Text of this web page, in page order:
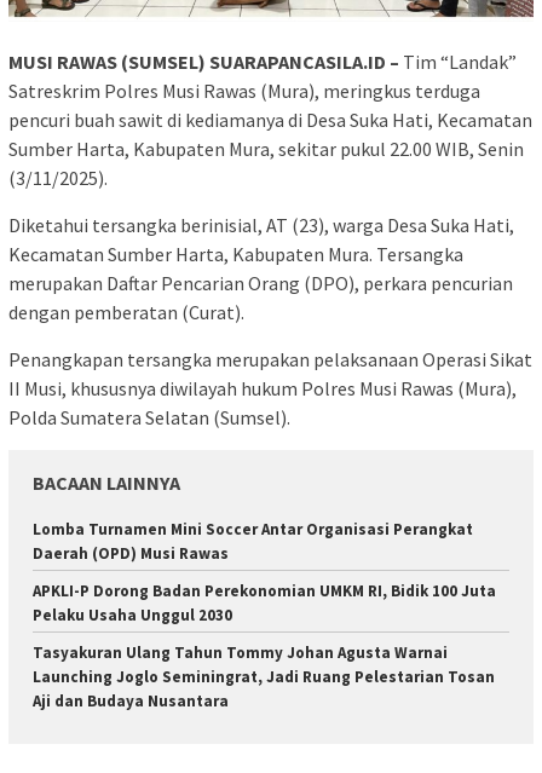
MUSI RAWAS (SUMSEL) SUARAPANCASILA.ID – Tim “Landak”
Satreskrim Polres Musi Rawas (Mura), meringkus terduga
pencuri buah sawit di kediamanya di Desa Suka Hati, Kecamatan
Sumber Harta, Kabupaten Mura, sekitar pukul 22.00 WIB, Senin
(3/11/2025).
Diketahui tersangka berinisial, AT (23), warga Desa Suka Hati,
Kecamatan Sumber Harta, Kabupaten Mura. Tersangka
merupakan Daftar Pencarian Orang (DPO), perkara pencurian
dengan pemberatan (Curat).
Penangkapan tersangka merupakan pelaksanaan Operasi Sikat
II Musi, khususnya diwilayah hukum Polres Musi Rawas (Mura),
Polda Sumatera Selatan (Sumsel).
BACAAN LAINNYA
Lomba Turnamen Mini Soccer Antar Organisasi Perangkat
Daerah (OPD) Musi Rawas
APKLI-P Dorong Badan Perekonomian UMKM RI, Bidik 100 Juta
Pelaku Usaha Unggul 2030
Tasyakuran Ulang Tahun Tommy Johan Agusta Warnai
Launching Joglo Seminingrat, Jadi Ruang Pelestarian Tosan
Aji dan Budaya Nusantara